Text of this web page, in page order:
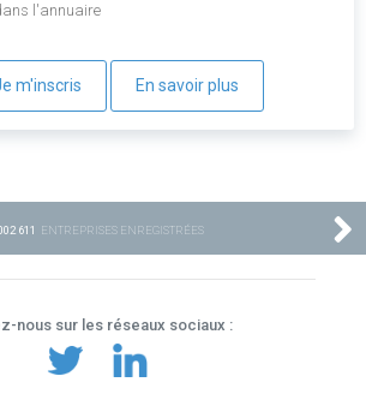
l'annuaire
m'inscris En savoir plus
611 ENTREPRISES ENREGISTRÉES
nous sur les réseaux sociaux :